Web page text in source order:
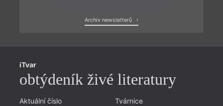
Archiv newsletterů
iTvar
obtýdeník živé literatury
Aktuální číslo
Tvárnice